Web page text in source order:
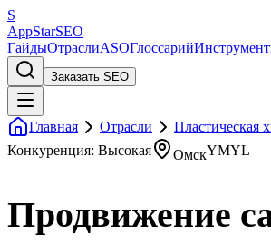
S
AppStarSEO
ГайдыОтраслиASOГлоссарий
Заказать SEO
Главная Отрасли Пластическая
Конкуренция: Высокая
ОмскYMYL
Продвижение